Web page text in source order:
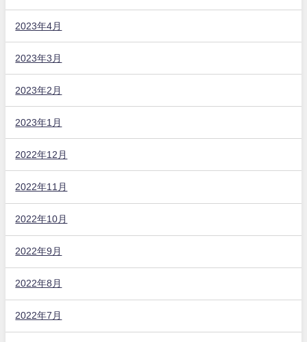
2023年4月
2023年3月
2023年2月
2023年1月
2022年12月
2022年11月
2022年10月
2022年9月
2022年8月
2022年7月